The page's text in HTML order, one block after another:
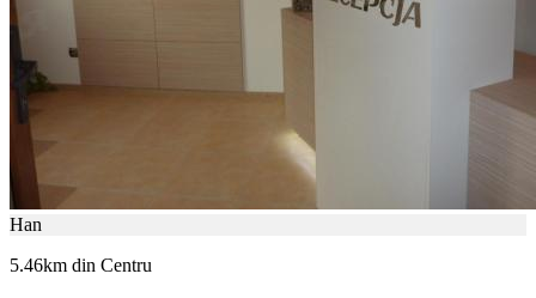
Han
5.46km din Centru